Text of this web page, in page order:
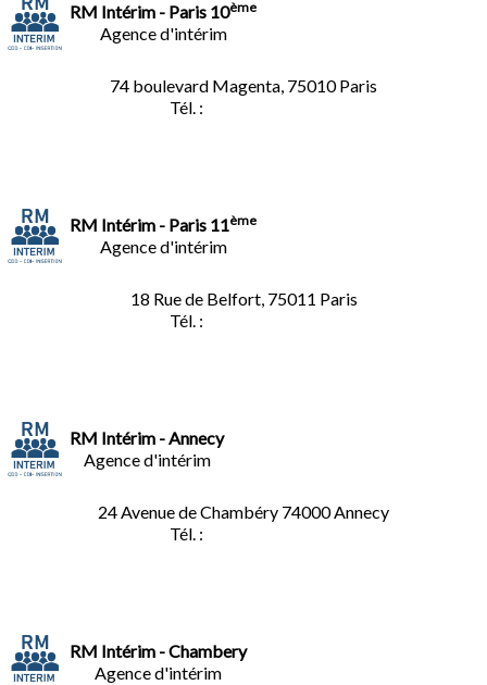
RM Intérim - Paris 10ème
Agence d'intérim
74 boulevard Magenta, 75010 Paris
Tél. :
RM Intérim - Paris 11ème
Agence d'intérim
18 Rue de Belfort, 75011 Paris
Tél. :
RM Intérim - Annecy
Agence d'intérim
24 Avenue de Chambéry 74000 Annecy
Tél. :
RM Intérim - Chambery
Agence d'intérim